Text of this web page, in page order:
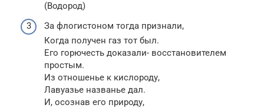
(Водород)
За флогистоном тогда признали,
Когда получен газ тот был.
Его горючесть доказали- восстановителем
простым.
Из отношенье к кислороду,
Лавуазье названье дал.
И, осознав его природу,